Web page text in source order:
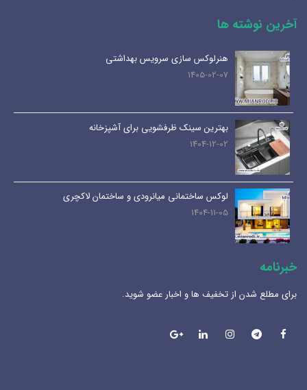
آخرین نوشته ها
هنرلوکس سازی سرویس بهداشتی
1405-02-07
بهترین سینک ظرفشویی برای آشپزخانه
1404-12-02
لوکس ساختمانی میانرودی و ساختمان لاکچری
1404-11-05
خبرنامه
برای مطلع شدن از تخفیف ها و اخبار عضو شوید.